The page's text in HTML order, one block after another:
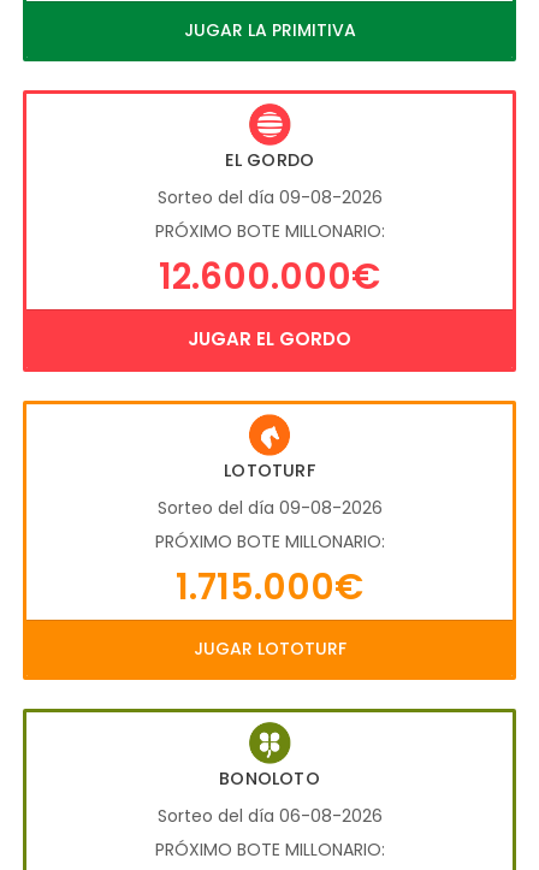
JUGAR LA PRIMITIVA
EL GORDO
Sorteo del día 09-08-2026
PRÓXIMO BOTE MILLONARIO:
12.600.000€
JUGAR EL GORDO
LOTOTURF
Sorteo del día 09-08-2026
PRÓXIMO BOTE MILLONARIO:
1.715.000€
JUGAR LOTOTURF
BONOLOTO
Sorteo del día 06-08-2026
PRÓXIMO BOTE MILLONARIO: